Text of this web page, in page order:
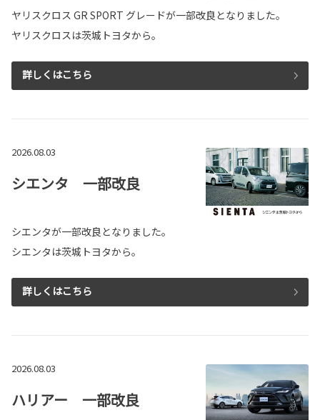
ヤリスクロス GR SPORT グレードが一部改良となりました。
ヤリスクロスは茨城トヨタから。
詳しくはこちら
2026.08.03
シエンタ 一部改良
シエンタが一部改良となりました。
シエンタは茨城トヨタから。
詳しくはこちら
2026.08.03
ハリアー 一部改良